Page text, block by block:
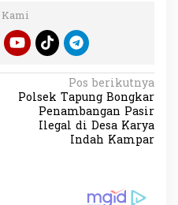
Pos berikutnya
Polsek Tapung Bongkar
Penambangan Pasir
Ilegal di Desa Karya
Indah Kampar